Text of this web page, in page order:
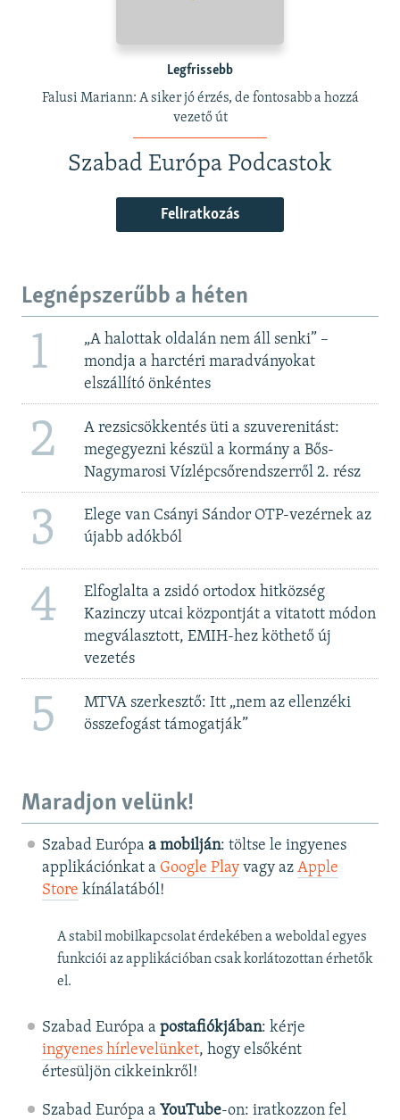
Legfrissebb
Falusi Mariann: A siker jó érzés, de fontosabb a hozzá
vezető út
Szabad Európa Podcastok
Feliratkozás
Legnépszerűbb a héten
1
„A halottak oldalán nem áll senki” –
mondja a harctéri maradványokat
elszállító önkéntes
2
A rezsicsökkentés üti a szuverenitást:
megegyezni készül a kormány a Bős-
Nagymarosi Vízlépcsőrendszerről 2. rész
3
Elege van Csányi Sándor OTP-vezérnek az
újabb adókból
4
Elfoglalta a zsidó ortodox hitközség
Kazinczy utcai központját a vitatott módon
megválasztott, EMIH-hez köthető új
vezetés
5
MTVA szerkesztő: Itt „nem az ellenzéki
összefogást támogatják”
Maradjon velünk!
Szabad Európa a mobilján: töltse le ingyenes
applikációnkat a Google Playvagy az Apple
Store kínálatából!
A stabil mobilkapcsolat érdekében a weboldal egyes
funkciói az applikációban csak korlátozottan érhetők
el.
Szabad Európa a postafiókjában: kérje
ingyenes hírlevelünket, hogy elsőként
értesüljön cikkeinkről!
Szabad Európa a YouTube-on: iratkozzon fel